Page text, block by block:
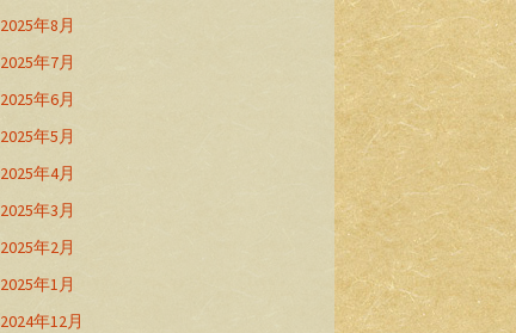
2025年8月
2025年7月
2025年6月
2025年5月
2025年4月
2025年3月
2025年2月
2025年1月
2024年12月